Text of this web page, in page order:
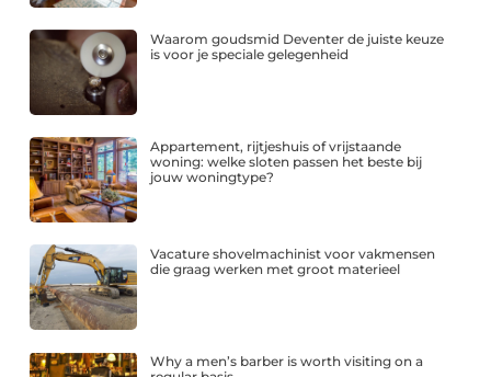
Waarom goudsmid Deventer de juiste keuze
is voor je speciale gelegenheid
Appartement, rijtjeshuis of vrijstaande
woning: welke sloten passen het beste bij
jouw woningtype?
Vacature shovelmachinist voor vakmensen
die graag werken met groot materieel
Why a men’s barber is worth visiting on a